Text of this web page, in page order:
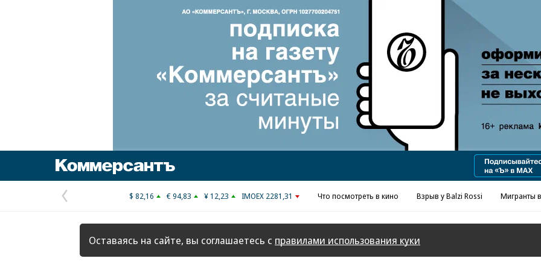
Реклама в «Ъ» www.kommersant.ru/ad
Предыдущая
страница
$ 82,16 € 94,83 ¥ 12,23 IMOEX 2281,31 Что посмотреть в кино Взрыв у Balzi Rossi Мигранты
Оставаясь на сайте, вы соглашаетесь с правилами использования куки